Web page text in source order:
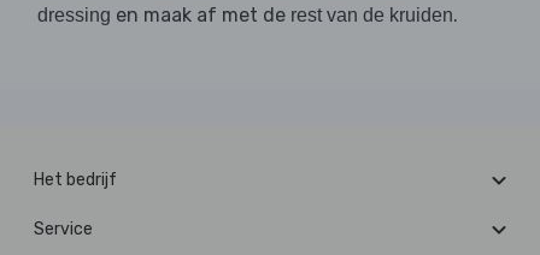
dressing en maak af met de rest van de kruiden.
Het bedrijf
Service